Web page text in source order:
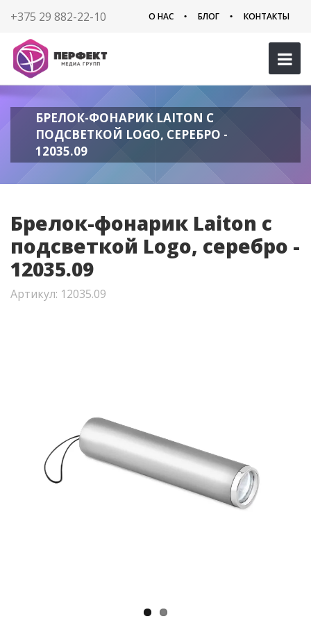
+375 29 882-22-10 О НАС БЛОГ КОНТАКТЫ
БРЕЛОК-ФОНАРИК LAITON С
ПОДСВЕТКОЙ LOGO, СЕРЕБРО -
12035.09
Брелок-фонарик Laiton с
подсветкой Logo, серебро -
12035.09
Артикул: 12035.09